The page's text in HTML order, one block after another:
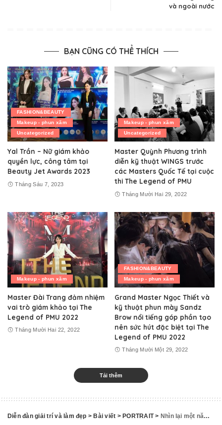
và ngoài nước
BẠN CŨNG CÓ THỂ THÍCH
FASHION&BEAUTY
Makeup - phun xăm
Uncategorized
Yal Trần – Nữ giám khảo
quyền lực, công tâm tại
Beauty Jet Awards 2023
Tháng Sáu 7, 2023
Makeup - phun xăm
Uncategorized
Master Quỳnh Phương trình
diễn kỹ thuật WINGS trước
các Masters Quốc Tế tại cuộc
thi The Legend of PMU
Tháng Mười Hai 29, 2022
Makeup - phun xăm
Master Đài Trang đảm nhiệm
vai trò giám khảo tại The
Legend of PMU 2022
Tháng Mười Hai 22, 2022
FASHION&BEAUTY
Makeup - phun xăm
Grand Master Ngọc Thiết và
kỹ thuật phun mày Sandz
Brow nổi tiếng góp phần tạo
nên sức hút đặc biệt tại The
Legend of PMU 2022
Tháng Mười Một 29, 2022
Tải thêm
Diễn đàn giải trí và làm đẹp >Bài viết >PORTRAIT> Nhìn lại một năm thành công của Grand Master Hằng Korean với những thành tựu xuất sắc năm 2022